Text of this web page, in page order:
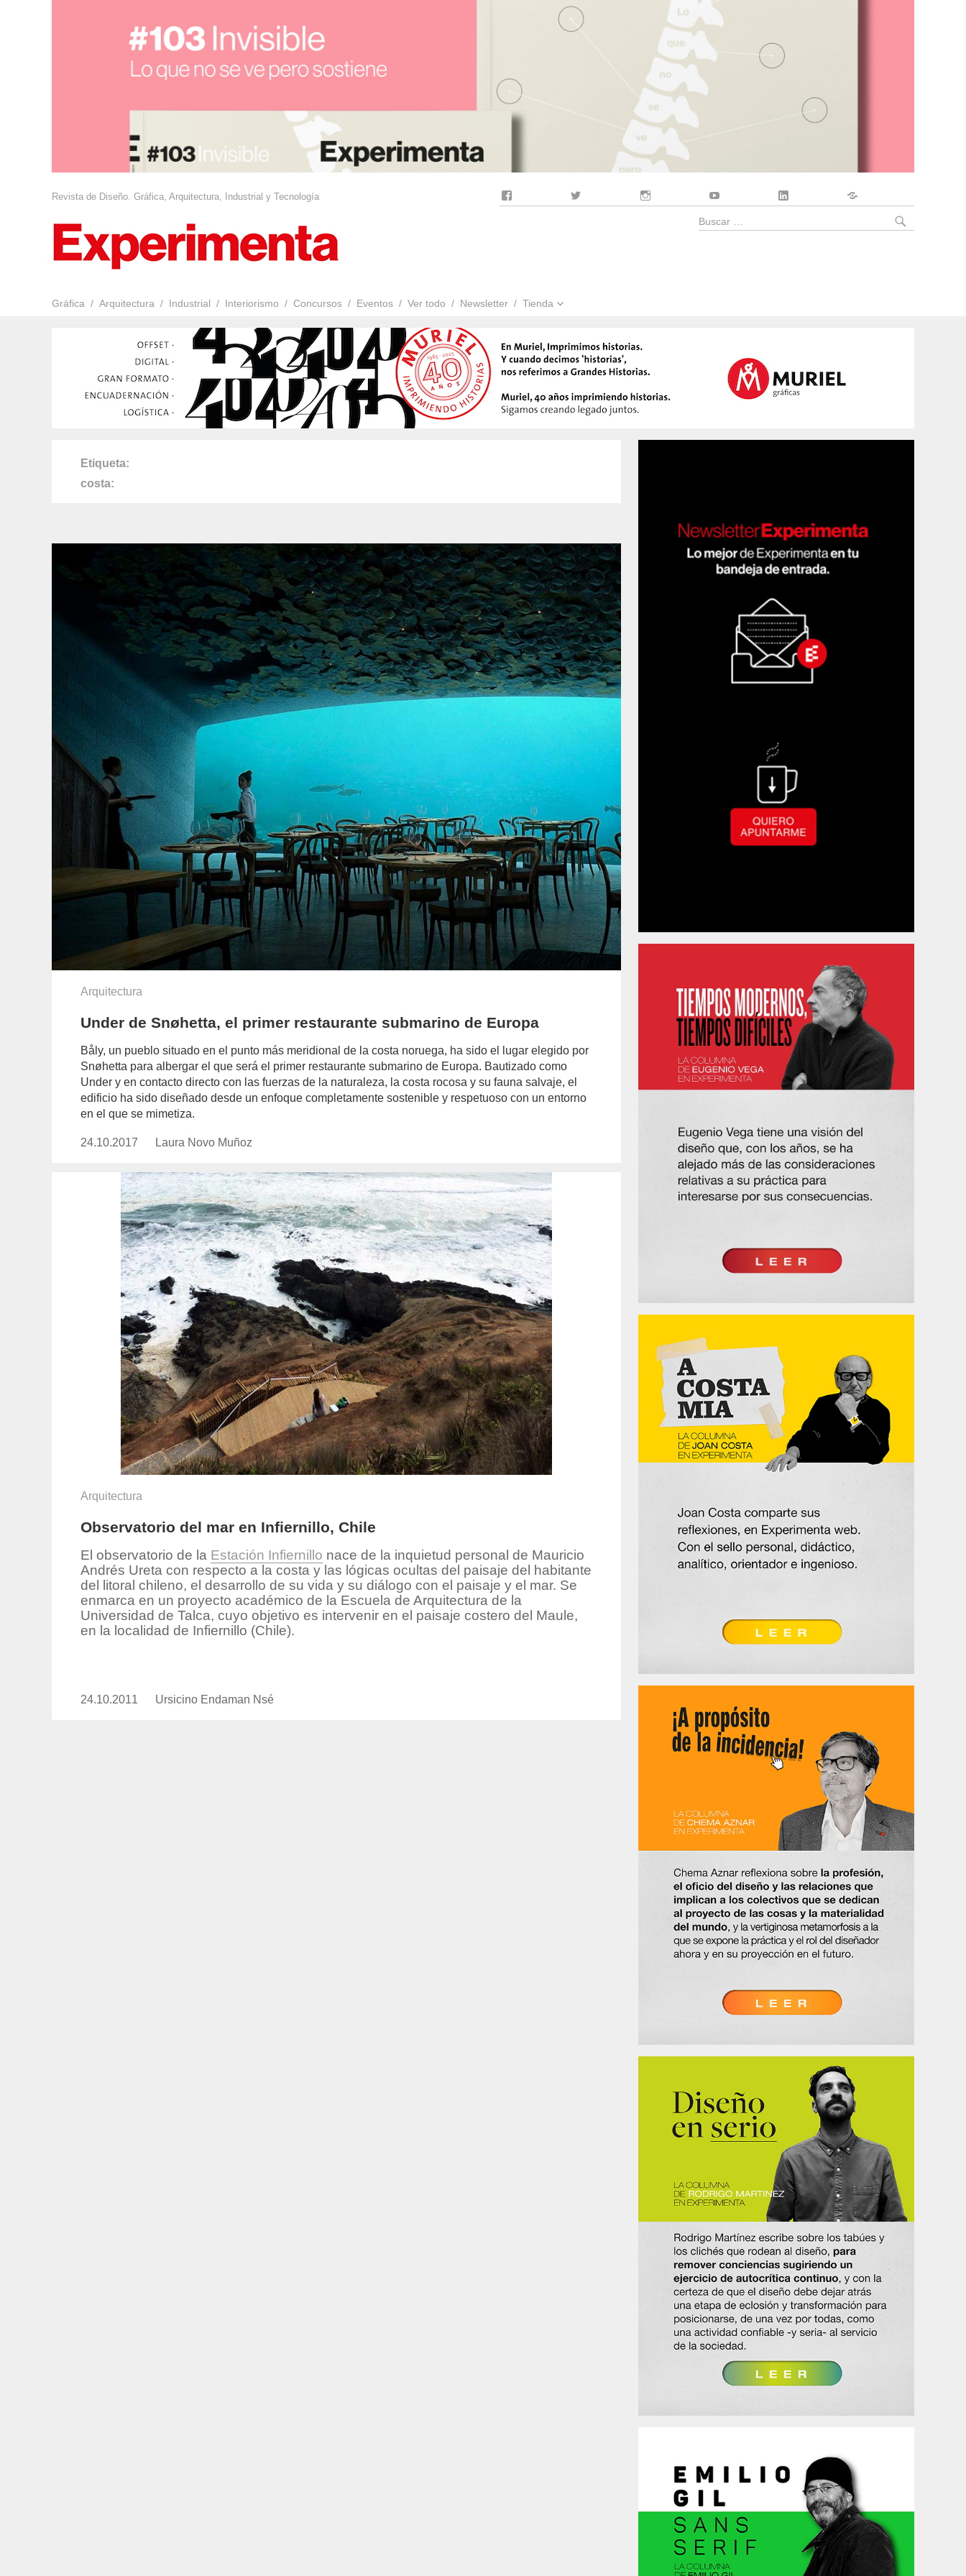
Revista de Diseño. Gráfica, Arquitectura, Industrial y Tecnología
Gráfica Arquitectura Industrial Interiorismo Concursos Eventos Ver todo Newsletter Tienda
Buscar
Etiqueta
costa
Arquitectura
Under de Snøhetta, el primer restaurante submarino de Europa
Båly, un pueblo situado en el punto más meridional de la costa noruega, ha sido el lugar elegido por
Snøhetta para albergar el que será el primer restaurante submarino de Europa. Bautizado como
Under y en contacto directo con las fuerzas de la naturaleza, la costa rocosa y su fauna salvaje, el
edificio ha sido diseñado desde un enfoque completamente sostenible y respetuoso con un entorno
en el que se mimetiza.
Publicado
24.10.2017
https://www.experimenta.es/author/laura-
munoz/
Laura Novo Muñoz
Arquitectura
Observatorio del mar en Infiernillo, Chile
El observatorio de la Estación Infiernillo nace de la inquietud personal de Mauricio
Andrés Ureta con respecto a la costa y las lógicas ocultas del paisaje del habitante
del litoral chileno, el desarrollo de su vida y su diálogo con el paisaje y el mar. Se
enmarca en un proyecto académico de la Escuela de Arquitectura de la
Universidad de Talca, cuyo objetivo es intervenir en el paisaje costero del Maule,
en la localidad de Infiernillo (Chile).
Publicado
24.10.2011
https://www.experimenta.es/author/ursicino-
Ursicino Endaman Nsé